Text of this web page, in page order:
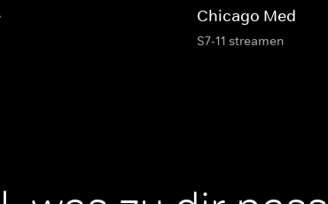
Chicago Med
S7-11 streamen